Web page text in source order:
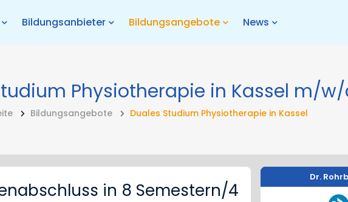
Bildungsanbieter Bildungsangebote News
Physiotherapie in Kassel m/
Bildungsangebote Duales Studium Physiotherapie in Kassel
Dr.
in 8 Semestern/4